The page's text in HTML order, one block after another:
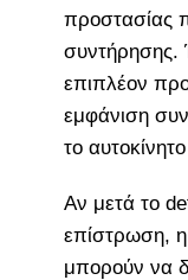
προστασίας
συντήρησης.
επιπλέον
εμφάνιση
το
Αν μετά το
επίστρωση,
μπορούν να